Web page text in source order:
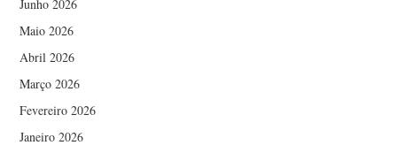
Junho 2026
Maio 2026
Abril 2026
Março 2026
Fevereiro 2026
Janeiro 2026